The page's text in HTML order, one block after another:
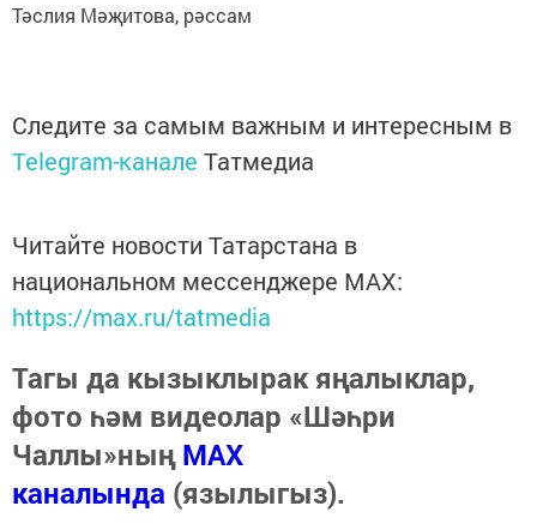
Тәслия Мәҗитова, рәссам
Следите за самым важным и интересным в
Telegram-канале Татмедиа
Читайте новости Татарстана в
национальном мессенджере MАХ:
https://max.ru/tatmedia
Тагы да кызыклырак яңалыклар,
фото һәм видеолар «Шәһри
Чаллы»ныңMAX
каналында (язылыгыз).